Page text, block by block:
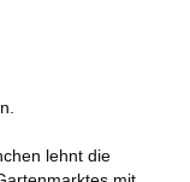
lehnt die